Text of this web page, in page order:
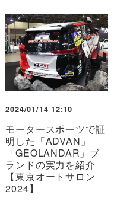
2024/01/14 12:10
モータースポーツで証
明した「ADVAN」
「GEOLANDAR」ブ
ランドの実力を紹介
【東京オートサロン
2024】